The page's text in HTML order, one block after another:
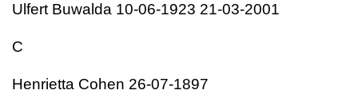
Ulfert Buwalda 10-06-1923 21-03-2001
C
Henrietta Cohen 26-07-1897